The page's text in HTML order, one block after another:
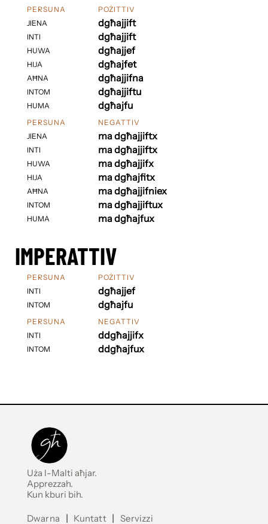
PERSUNA
JIENA
INTI
HUWA
HIJA
AĦNA
INTOM
HUMA
POŻITTIV
dgħajjift
dgħajjift
dgħajjef
dgħajfet
dgħajjifna
dgħajjiftu
dgħajfu
PERSUNA
JIENA
INTI
HUWA
HIJA
AĦNA
INTOM
HUMA
NEGATTIV
ma dgħajjiftx
ma dgħajjiftx
ma dgħajjifx
ma dgħajfitx
ma dgħajjifniex
ma dgħajjiftux
ma dgħajfux
IMPERATTIV
PERSUNA
INTI
INTOM
POŻITTIV
dgħajjef
dgħajfu
PERSUNA
INTI
INTOM
NEGATTIV
ddgħajjifx
ddgħajfux
Uża l-Malti aħjar.
Apprezzah.
Kun kburi bih.
Dwarna | Kuntatt | Servizzi